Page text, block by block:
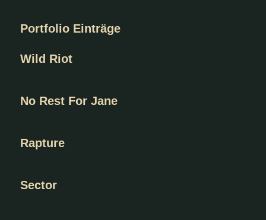
Portfolio Einträge
Wild Riot
No Rest For Jane
Rapture
Sector